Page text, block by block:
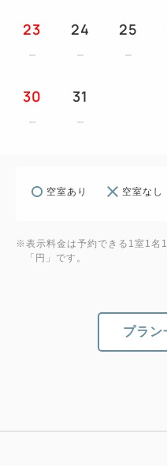
ンできます。
用はできません。
※到着が予定より２時間
ございます。
添い寝はベッド1台に
事前にご連絡をいただ
23 24 25
30 31
空室あり 空室なし
※表示料金は予約できる1室1名
「円」です。
プラン